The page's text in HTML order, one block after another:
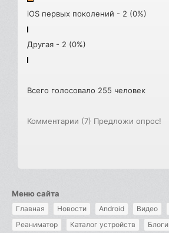
iOS первых поколений - 2 (0%)
Другая - 2 (0%)
Всего голосовало 255 человек
Комментарии (7) Предложи опрос!
Меню сайта
Главная Новости Android Видео
Реаниматор
Каталог устройств Блоги